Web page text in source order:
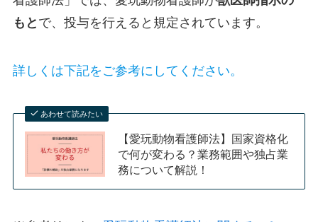
もと で、投与を行えると規定されています。
詳しくは下記をご参考にしてください。
あわせて読みたい
【愛玩動物看護師法】国家資格化
で何が変わる？業務範囲や独占業
務について解説！